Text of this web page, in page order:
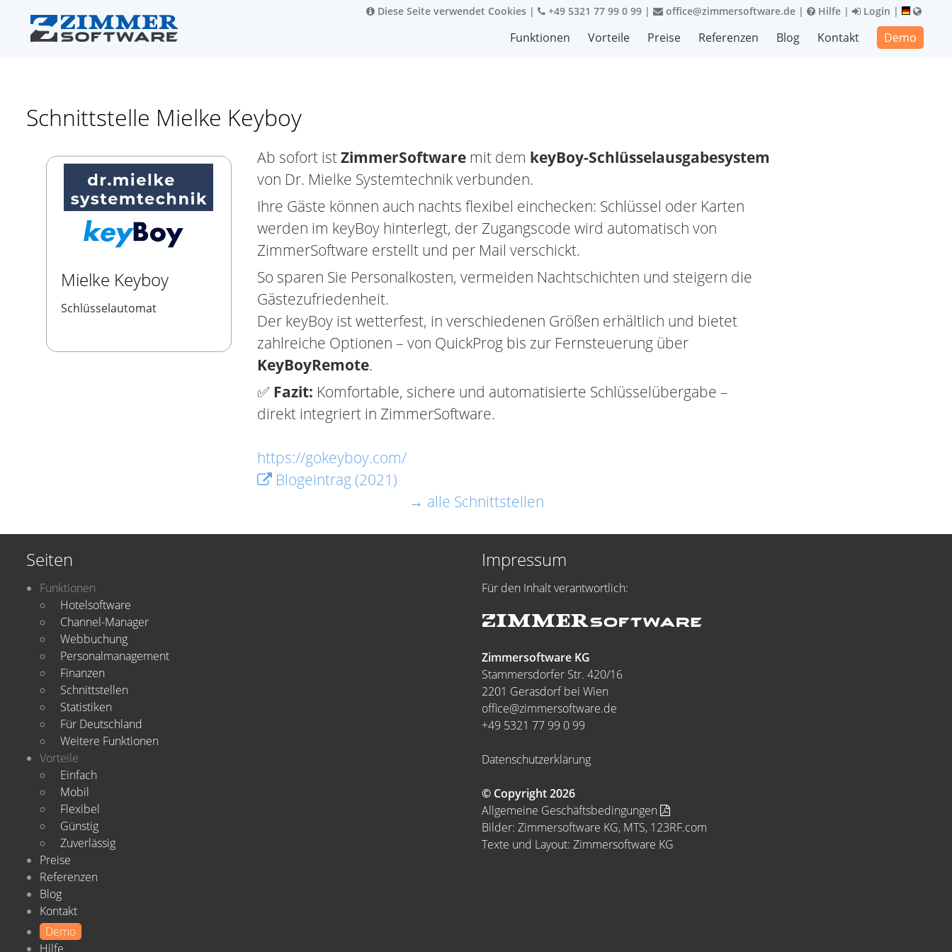
Diese Seite verwendet Cookies | +49 5321 77 99 0 99 | office@zimmersoftware.de | Hilfe | Login |
Funktionen Vorteile Preise Referenzen Blog Kontakt Demo
Schnittstelle Mielke Keyboy
Mielke Keyboy
Schlüsselautomat
Ab sofort istZimmerSoftwaremit dem keyBoy-Schlüsselausgabesystem
von Dr. Mielke Systemtechnik verbunden.
Ihre Gäste können auch nachts flexibel einchecken: Schlüssel oder Karten
werden im keyBoy hinterlegt, der Zugangscode wird automatisch von
ZimmerSoftware erstellt und per Mail verschickt.
So sparen Sie Personalkosten, vermeiden Nachtschichten und steigern die
Gästezufriedenheit.
Der keyBoy ist wetterfest, in verschiedenen Größen erhältlich und bietet
zahlreiche Optionen – von QuickProg bis zur Fernsteuerung über
KeyBoyRemote.
✅ Fazit: Komfortable, sichere und automatisierte Schlüsselübergabe –
direkt integriert in ZimmerSoftware.
https://gokeyboy.com/
Blogeintrag (2021)
→ alle Schnittstellen
Seiten
Funktionen
Hotelsoftware
Channel-Manager
Webbuchung
Personalmanagement
Finanzen
Schnittstellen
Statistiken
Für Deutschland
Weitere Funktionen
Vorteile
Einfach
Mobil
Flexibel
Günstig
Zuverlässig
Preise
Referenzen
Blog
Kontakt
Demo
Hilfe
Impressum
Für den Inhalt verantwortlich:
Zimmersoftware KG
Stammersdorfer Str. 420/16
2201 Gerasdorf bei Wien
office@zimmersoftware.de
+49 5321 77 99 0 99
Datenschutzerklärung
© Copyright 2026
Allgemeine Geschäftsbedingungen
Bilder: Zimmersoftware KG, MTS, 123RF.com
Texte und Layout: Zimmersoftware KG